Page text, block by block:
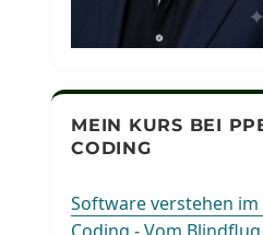
MEIN KURS BEI
CODING
Software verstehen